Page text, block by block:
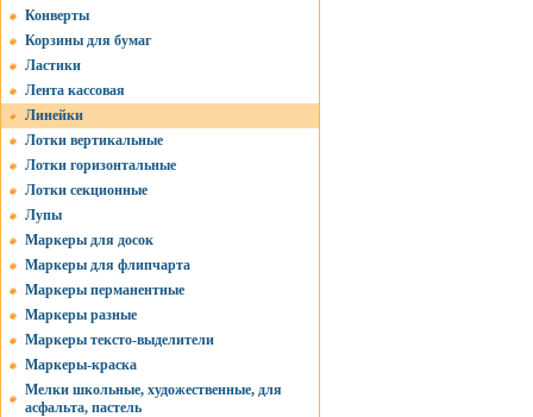
Конверты
Корзины для бумаг
Ластики
Лента кассовая
Линейки
Лотки вертикальные
Лотки горизонтальные
Лотки секционные
Лупы
Маркеры для досок
Маркеры для флипчарта
Маркеры перманентные
Маркеры разные
Маркеры тексто-выделители
Маркеры-краска
Мелки школьные, художественные, для
асфальта, пастель